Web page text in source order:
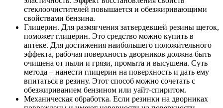
стеклоочистителей повышается и обезжиривающими
свойствами бензина.
Глицерин. Для размягчения затвердевшей резины щеток,
поможет глицерин. Это средство можно купить в
аптеке. Для достижения наибольшего положительного
эффекта, рабочая поверхность дворников должна быть
очищена от пыли и грязи, промыта и высушена. Суть
метода – нанести глицерин на поверхность и дать ему
впитаться в резину. Этот способ можно сочетать с
обезжириванием бензином или уайт-спиритом.
Механическая обработка. Если резинки на дворниках